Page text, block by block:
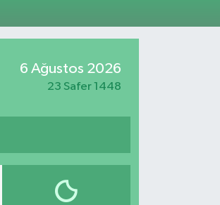
6 Ağustos 2026
23 Safer 1448